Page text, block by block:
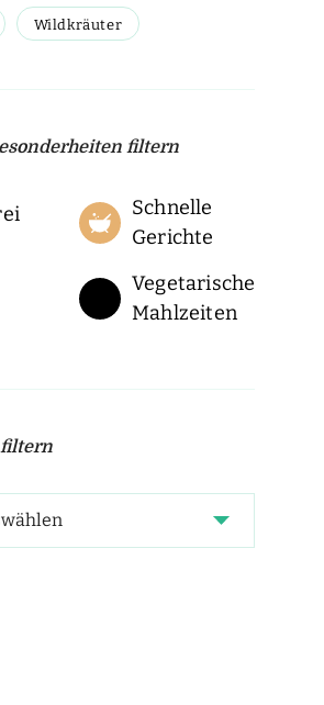
Wildkräuter
filtern
Schnelle
Gerichte
Vegetarische
Mahlzeiten